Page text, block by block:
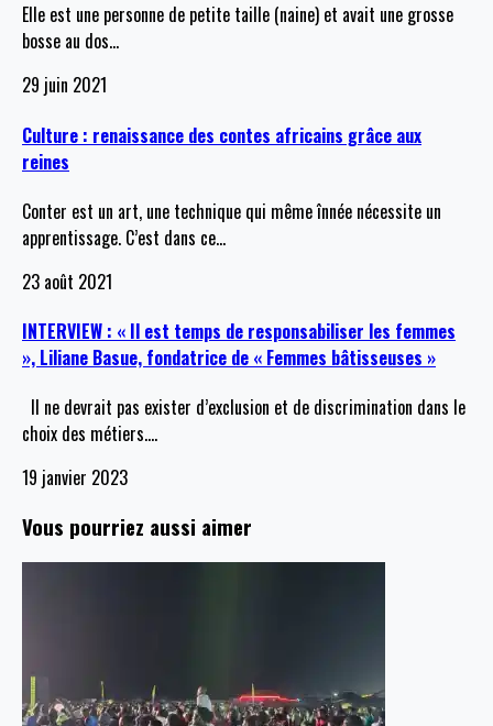
Elle est une personne de petite taille (naine) et avait une grosse
bosse au dos…
29 juin 2021
Culture : renaissance des contes africains grâce aux
reines
Conter est un art, une technique qui même înnée nécessite un
apprentissage. C’est dans ce…
23 août 2021
INTERVIEW : « Il est temps de responsabiliser les femmes
», Liliane Basue, fondatrice de « Femmes bâtisseuses »
Il ne devrait pas exister d’exclusion et de discrimination dans le
choix des métiers.…
19 janvier 2023
Vous pourriez aussi aimer